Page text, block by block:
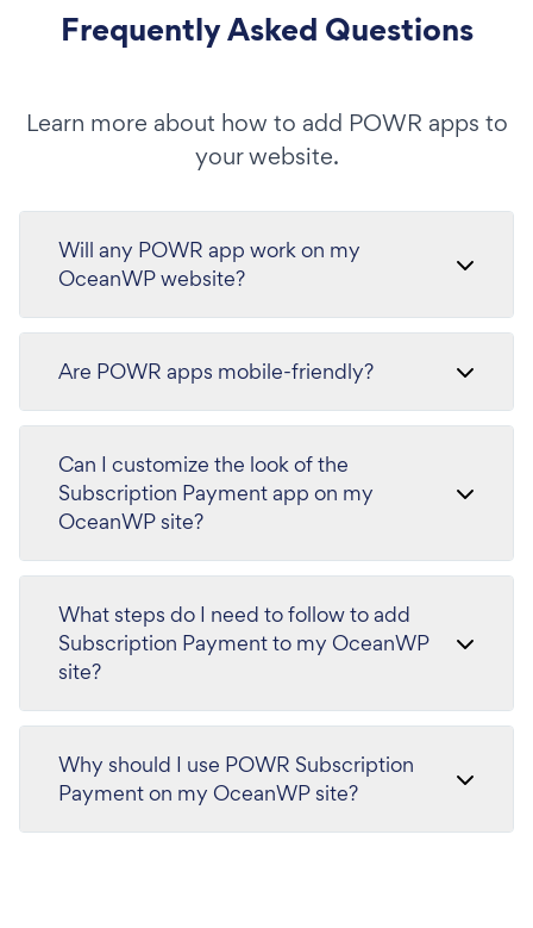
Frequently Asked Questions
Learn more about how to add POWR apps to
your website.
Will any POWR app work on my
OceanWP website?
Are POWR apps mobile-friendly?
Can I customize the look of the
Subscription Payment app on my
OceanWP site?
What steps do I need to follow to add
Subscription Payment to my OceanWP
site?
Why should I use POWR Subscription
Payment on my OceanWP site?